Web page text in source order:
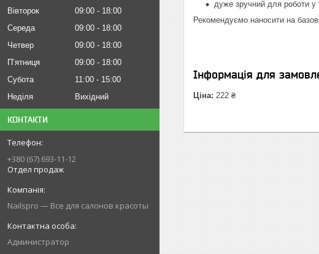
Вівторок
09:00
18:00
Середа
09:00
18:00
Четвер
09:00
18:00
Пʼятниця
09:00
18:00
Субота
11:00
15:00
Неділя
Вихідний
КОНТАКТИ
+380 (67) 693-11-12
Отдел продаж
Nailspro — Все для салонов красоты
Администратор
дуже зручний для роботи у
Рекомендуємо наносити на
Інформація для
Ціна: 222 ₴